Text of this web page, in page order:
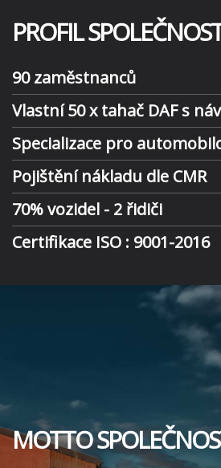
PROFIL
90 zaměstnanců
Vlastní 50 x tahač DAF s
Specializace pro
Pojištění nákladu dle CMR
70% vozidel - 2 řidiči
Certifikace ISO : 9001-2016
MOTTO